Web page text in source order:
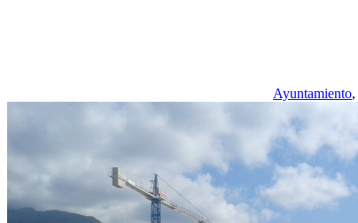
Ayuntamiento,